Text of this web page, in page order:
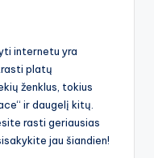
internetu yra
platų
ženklus, tokius
ir daugelį kitų.
rasti geriausias
jau šiandien!